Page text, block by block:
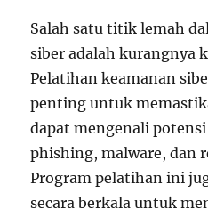
Salah satu titik lemah
siber adalah kurangnya
Pelatihan keamanan
penting untuk
dapat mengenali
phishing, malware, dan
Program pelatihan ini
secara berkala untuk